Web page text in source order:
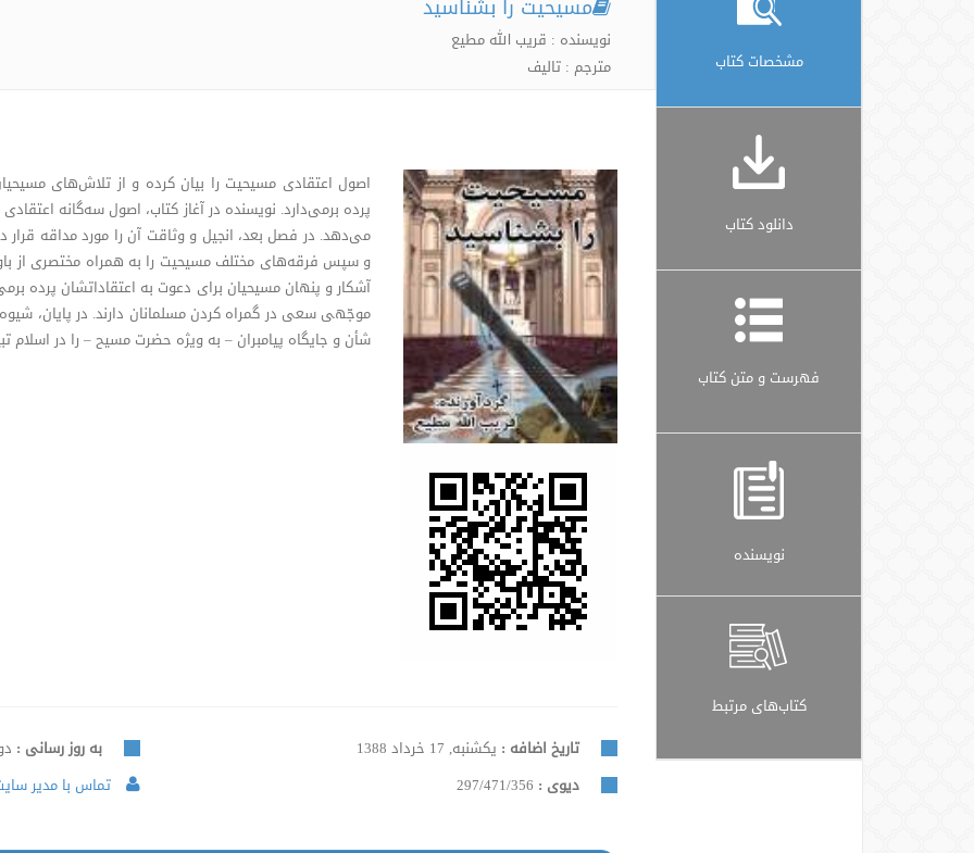
مشخصات کتاب
دانلود کتاب
فهرست و متن کتاب
نویسنده
کتاب‌های مرتبط
نویسنده : قریب الله مطیع
مترجم : تالیف
اصول اعتقادی مسیحیت را بیان کرده و از تلاش‌های
پرده برمی‌دارد. نویسنده در آغاز کتاب، اصول سه‌گانه
می‌دهد. در فصل بعد، انجیل و وثاقت آن را مورد مداقه قرار
و سپس فرقه‌های مختلف مسیحیت را به همراه مختصری از
آشکار و پنهان مسیحیان برای دعوت به اعتقاداتشان پرده
موجّهی سعی در گمراه‌ کردن مسلمانان دارند. در پایان،
شأن و جایگاه پیامبران – به ویژه حضرت مسیح – را در اسلام
تاریخ اضافه : یکشنبه, 17 خرداد 1388 به روز رسانی :
دیوی : 297/471/356 تماس با مدیر